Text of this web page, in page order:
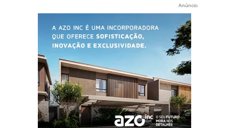
Anúncio